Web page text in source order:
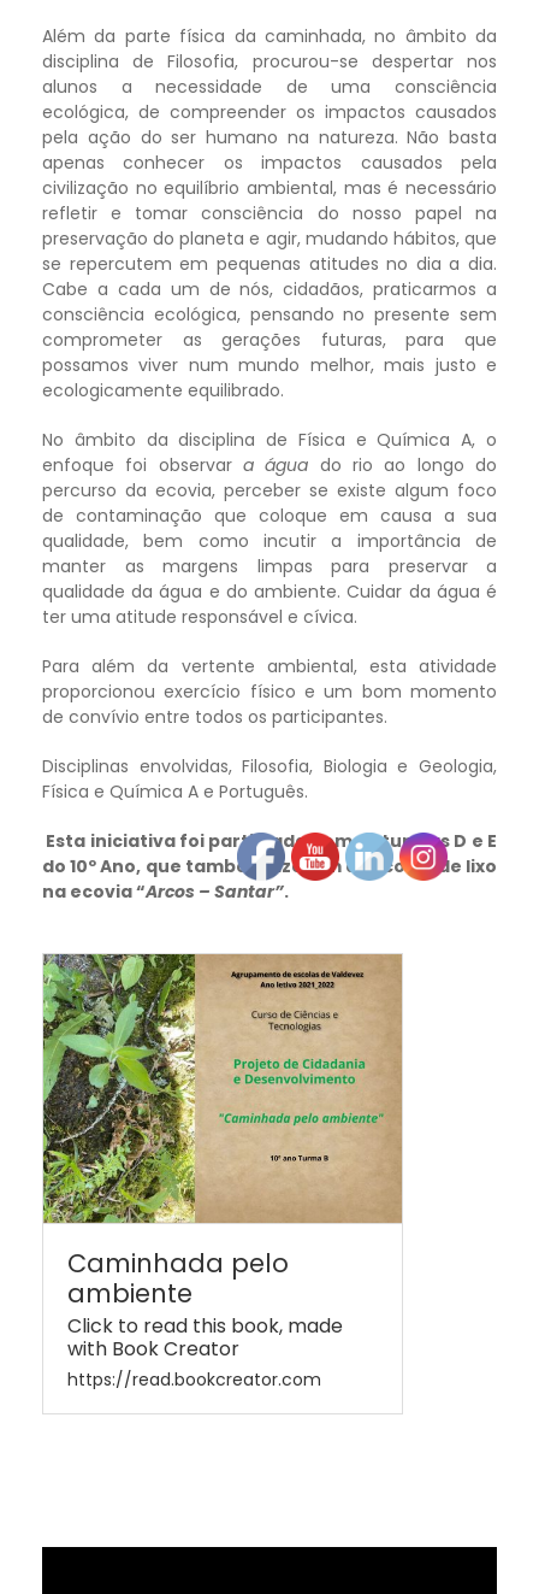
Além da parte física da caminhada, no âmbito da
disciplina de Filosofia, procurou-se despertar nos
alunos a necessidade de uma consciência
ecológica, de compreender os impactos causados
pela ação do ser humano na natureza. Não basta
apenas conhecer os impactos causados pela
civilização no equilíbrio ambiental, mas é necessário
refletir e tomar consciência do nosso papel na
preservação do planeta e agir, mudando hábitos, que
se repercutem em pequenas atitudes no dia a dia.
Cabe a cada um de nós, cidadãos, praticarmos a
consciência ecológica, pensando no presente sem
comprometer as gerações futuras, para que
possamos viver num mundo melhor, mais justo e
ecologicamente equilibrado.
No âmbito da disciplina de Física e Química A, o
enfoque foi observar a água do rio ao longo do
percurso da ecovia, perceber se existe algum foco
de contaminação que coloque em causa a sua
qualidade, bem como incutir a importância de
manter as margens limpas para preservar a
qualidade da água e do ambiente. Cuidar da água é
ter uma atitude responsável e cívica.
Para além da vertente ambiental, esta atividade
proporcionou exercício físico e um bom momento
de convívio entre todos os participantes.
Disciplinas envolvidas, Filosofia, Biologia e Geologia,
Física e Química A e Português.
Esta iniciativa foi partilhada com as turmas D e E
do 10º Ano, que também fizeram a recolha de lixo
na ecovia “Arcos – Santar”.
Caminhada pelo
ambiente
Click to read this book, made
with Book Creator
https://read.bookcreator.com